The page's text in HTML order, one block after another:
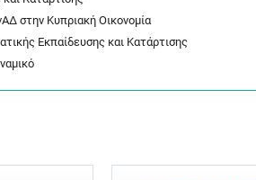
στην Κυπριακή Οικονομία
Εκπαίδευσης και Κατάρτισης